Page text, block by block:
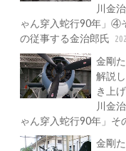
川金
ゃん穿入蛇行90年」④
の従事する金治郎氏
金剛
解説
き上
川金
ゃん穿入蛇行90年」
金剛